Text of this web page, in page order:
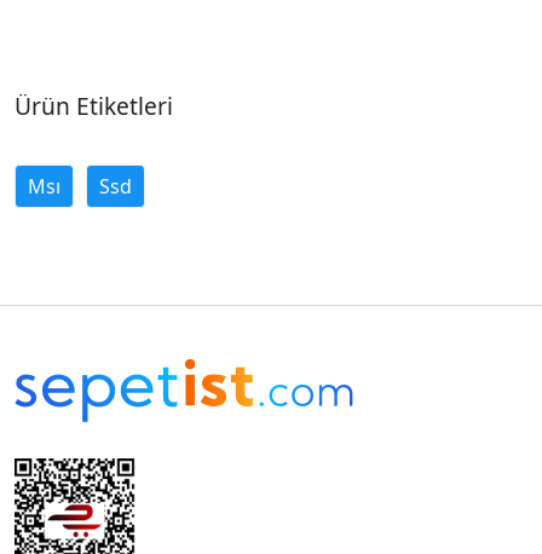
Ürün Etiketleri
Msı Ssd